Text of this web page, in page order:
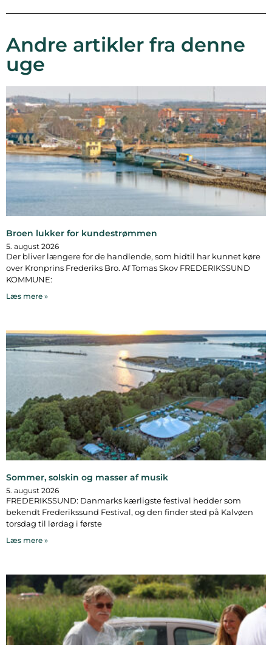
Andre artikler fra denne
uge
Broen lukker for kundestrømmen
5. august 2026
Der bliver længere for de handlende, som hidtil har kunnet køre
over Kronprins Frederiks Bro. Af Tomas Skov FREDERIKSSUND
KOMMUNE:
Læs mere »
Sommer, solskin og masser af musik
5. august 2026
FREDERIKSSUND: Danmarks kærligste festival hedder som
bekendt Frederikssund Festival, og den finder sted på Kalvøen
torsdag til lørdag i første
Læs mere »